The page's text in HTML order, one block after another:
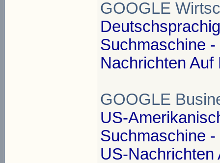
GOOGLE
Suchmaschine
Nachrichten
GOOGLE
US-
Suchmaschine
US-Nachrichten